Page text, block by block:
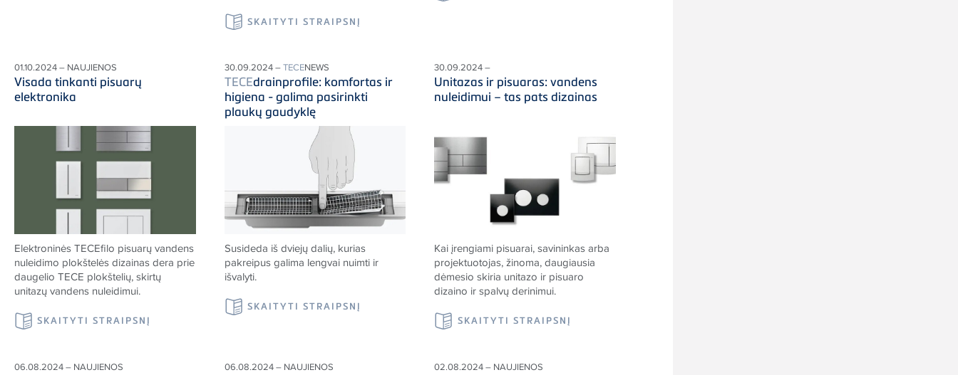
SKAITYTI STRAIPSNĮ
01.10.2024 – NAUJIENOS
Visada tinkanti pisuarų
elektronika
Elektroninės TECEfilo pisuarų vandens
nuleidimo plokštelės dizainas dera prie
daugelio TECE plokštelių, skirtų
unitazų vandens nuleidimui.
SKAITYTI STRAIPSNĮ
30.09.2024 –TECENEWS
TECEdrainprofile: komfortas ir
higiena - galima pasirinkti
plaukų gaudyklę
Susideda iš dviejų dalių, kurias
pakreipus galima lengvai nuimti ir
išvalyti.
SKAITYTI STRAIPSNĮ
30.09.2024 –
Unitazas ir pisuaras: vandens
nuleidimui – tas pats dizainas
Kai įrengiami pisuarai, savininkas arba
projektuotojas, žinoma, daugiausia
dėmesio skiria unitazo ir pisuaro
dizaino ir spalvų derinimui.
SKAITYTI STRAIPSNĮ
06.08.2024 – NAUJIENOS 06.08.2024 – NAUJIENOS 02.08.2024 – NAUJIENOS